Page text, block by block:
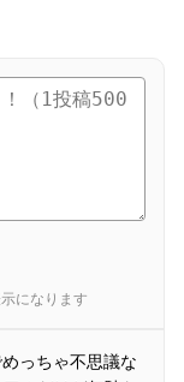
になります
っちゃ不思議な